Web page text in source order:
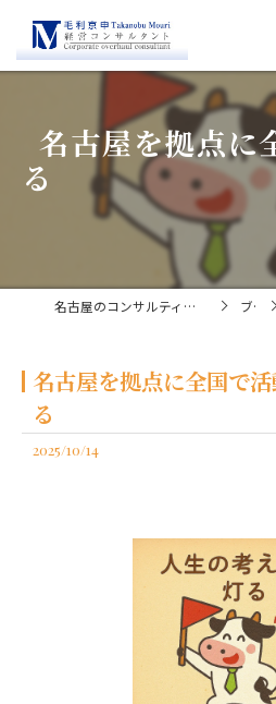
名古屋を拠点に
名古屋のコンサルティングなら経営コンサルタント毛利京申 ブログ
名古屋を拠点に全国で
る
2025/10/14